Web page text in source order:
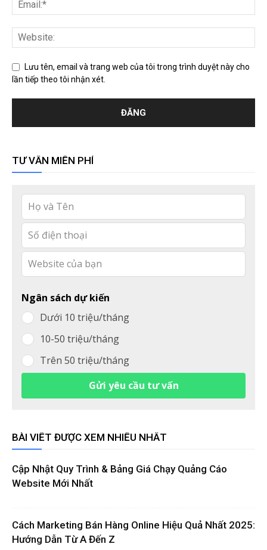
Lưu tên, email và trang web của tôi trong trình duyệt này cho
lần tiếp theo tôi nhận xét.
TƯ VẤN MIỄN PHÍ
Leave
this
field
blank
Ngân sách dự kiến
Dưới 10 triệu/tháng
10-50 triệu/tháng
Trên 50 triệu/tháng
Gửi yêu cầu tư vấn
BÀI VIẾT ĐƯỢC XEM NHIỀU NHẤT
Cập Nhật Quy Trình & Bảng Giá Chạy Quảng Cáo
Website Mới Nhất
Cách Marketing Bán Hàng Online Hiệu Quả Nhất 2025:
Hướng Dẫn Từ A Đến Z